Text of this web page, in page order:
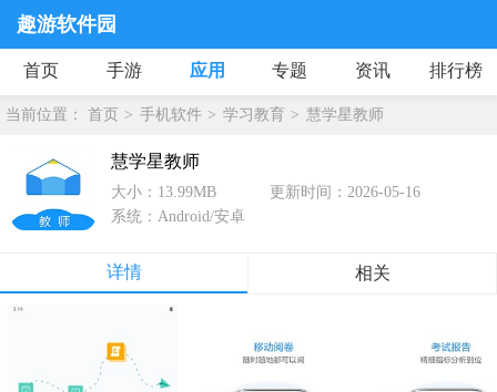
趣游软件园
首页 手游 应用 专题 资讯 排行榜
当前位置： 首页 手机软件 学习教育 慧学星教师
慧学星教师
大小：13.99MB
更新时间：2026-05-16
系统：Android/安卓
详情 相关